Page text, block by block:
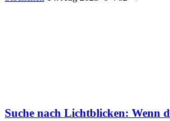
Suche nach Lichtblicken: Wenn